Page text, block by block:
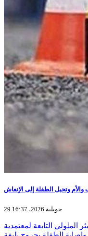
29 جويلية 2026، 16:37
التابعة لمعتمدية